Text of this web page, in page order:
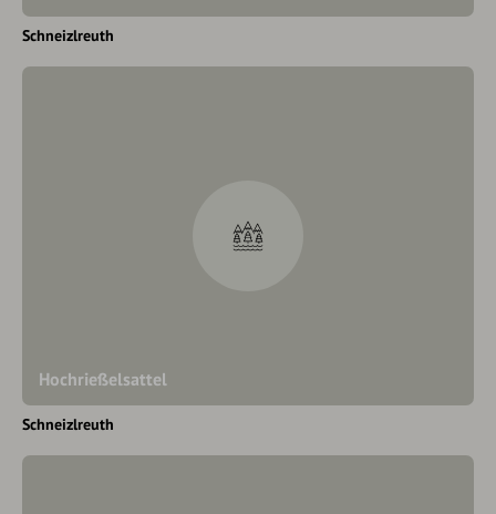
Schneizlreuth
Hochrießelsattel
Schneizlreuth